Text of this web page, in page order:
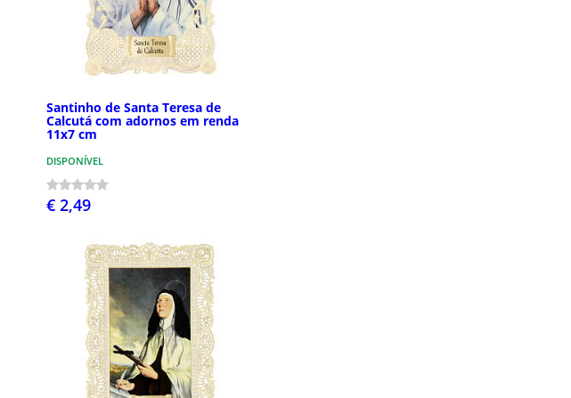
Santinho de Santa Teresa de
Calcutá com adornos em renda
11x7 cm
DISPONÍVEL
€ 2,49